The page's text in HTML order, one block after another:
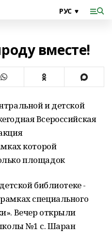
вместе!
и детской
Всероссийская
которой
площадок
библиотеке -
специального
Вечер открыли
№1 с. Шаран